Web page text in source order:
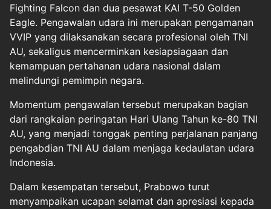
Fighting Falcon dan dua pesawat KAI T-50 Golden
Eagle. Pengawalan udara ini merupakan pengamanan
VVIP yang dilaksanakan secara profesional oleh TNI
AU, sekaligus mencerminkan kesiapsiagaan dan
kemampuan pertahanan udara nasional dalam
melindungi pemimpin negara.
Momentum pengawalan tersebut merupakan bagian
dari rangkaian peringatan Hari Ulang Tahun ke-80 TNI
AU, yang menjadi tonggak penting perjalanan panjang
pengabdian TNI AU dalam menjaga kedaulatan udara
Indonesia.
Dalam kesempatan tersebut, Prabowo turut
menyampaikan ucapan selamat dan apresiasi kepada